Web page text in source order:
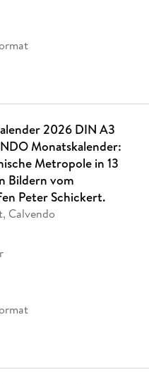
2026 DIN A3
Monatskalender:
Metropole in 13
Bildern vom
Peter Schickert.
Calvendo